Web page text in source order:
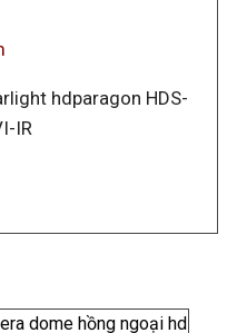
hdparagon HDS-
IR
dome hồng ngoại hd